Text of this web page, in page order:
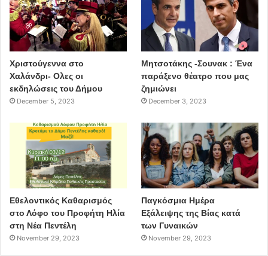
Χριστούγεννα στο
Χαλάνδρι- Ολες οι
εκδηλώσεις του Δήμου
December 5, 2023
Μητσοτάκης -Σουνακ : Ένα
παράξενο θέατρο που μας
ζημιώνει
December 3, 2023
Εθελοντικός Καθαρισμός
στο Λόφο του Προφήτη Ηλία
στη Νέα Πεντέλη
November 29, 2023
Παγκόσμια Ημέρα
Εξάλειψης της Βίας κατά
των Γυναικών
November 29, 2023